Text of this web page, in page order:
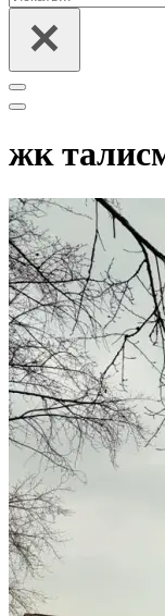
Меню
навигации
Меню
жк